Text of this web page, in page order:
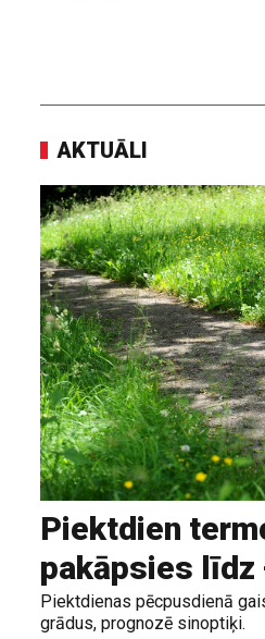
AKTUĀLI
Piektdien
pakāpsies līdz
Piektdienas pēcpusdienā
grādus, prognozē sinoptiķi.